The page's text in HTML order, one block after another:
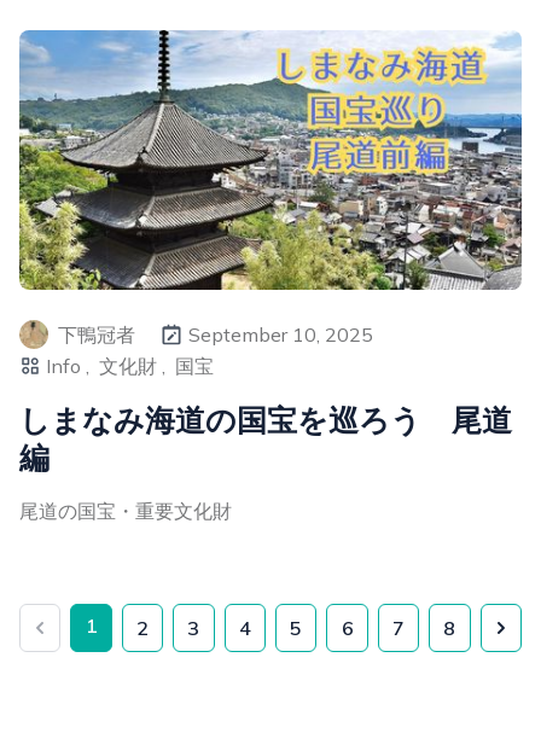
下鴨冠者
September 10, 2025
Info , 文化財 , 国宝
しまなみ海道の国宝を巡ろう 尾道
編
尾道の国宝・重要文化財
Previous
1 2 3 4 5 6 7
8